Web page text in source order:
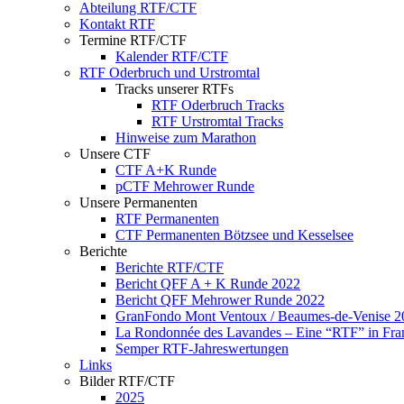
Abteilung RTF/CTF
Kontakt RTF
Termine RTF/CTF
Kalender RTF/CTF
RTF Oderbruch und Urstromtal
Tracks unserer RTFs
RTF Oderbruch Tracks
RTF Urstromtal Tracks
Hinweise zum Marathon
Unsere CTF
CTF A+K Runde
pCTF Mehrower Runde
Unsere Permanenten
RTF Permanenten
CTF Permanenten Bötzsee und Kesselsee
Berichte
Berichte RTF/CTF
Bericht QFF A + K Runde 2022
Bericht QFF Mehrower Runde 2022
GranFondo Mont Ventoux / Beaumes-de-Venise
La Rondonnée des Lavandes – Eine “RTF” in
Semper RTF-Jahreswertungen
Links
Bilder RTF/CTF
2025